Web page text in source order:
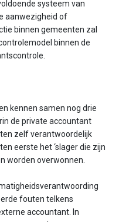
systeem van
aanwezigheid of
binnen gemeenten zal
binnen de
kennen samen nog drie
de private accountant
zelf verantwoordelijk
eerste het ‘slager die zijn
worden overwonnen.
fouten telkens
accountant. In